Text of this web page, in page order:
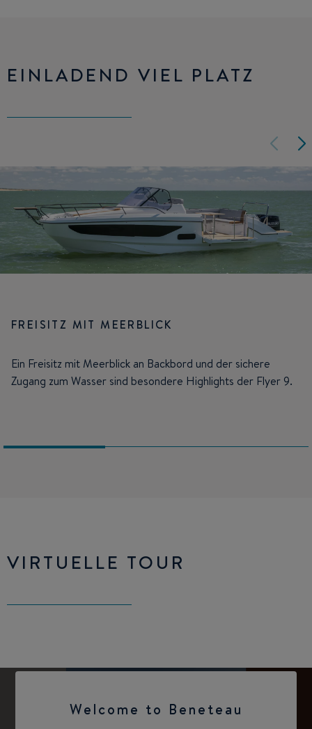
EINLADEND VIEL PLATZ
FREISITZ MIT MEERBLICK
Ein Freisitz mit Meerblick an Backbord und der sichere
Zugang zum Wasser sind besondere Highlights der Flyer 9.
VIRTUELLE TOUR